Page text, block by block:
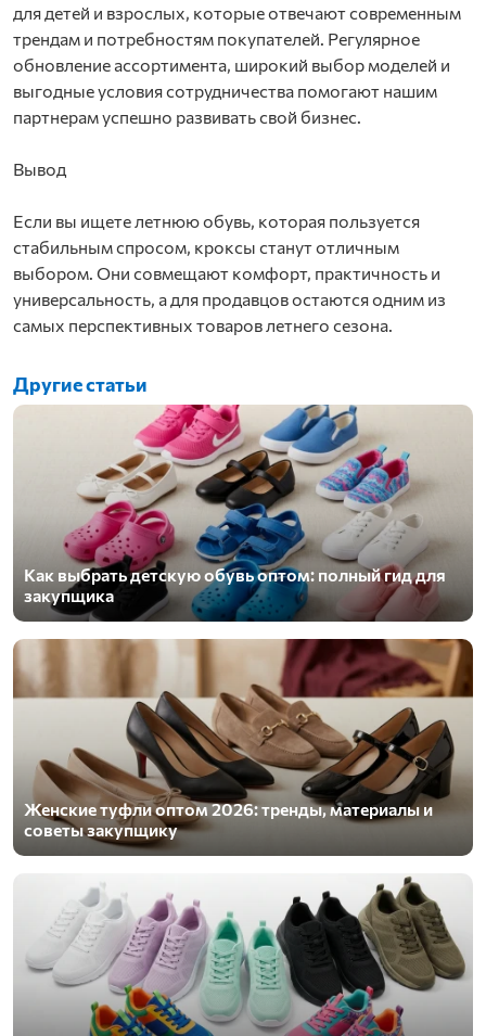
для детей и взрослых, которые отвечают современным
трендам и потребностям покупателей. Регулярное
обновление ассортимента, широкий выбор моделей и
выгодные условия сотрудничества помогают нашим
партнерам успешно развивать свой бизнес.
Вывод
Если вы ищете летнюю обувь, которая пользуется
стабильным спросом, кроксы станут отличным
выбором. Они совмещают комфорт, практичность и
универсальность, а для продавцов остаются одним из
самых перспективных товаров летнего сезона.
Другие статьи
Как выбрать детскую обувь оптом: полный гид для
закупщика
Женские туфли оптом 2026: тренды, материалы и
советы закупщику